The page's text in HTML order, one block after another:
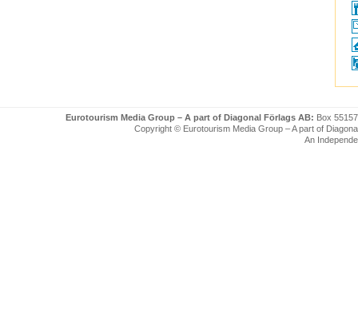
Eurotourism Media Group – A part of Diagonal Förlags AB: Box
Copyright © Eurotourism Media Group – A part of
An